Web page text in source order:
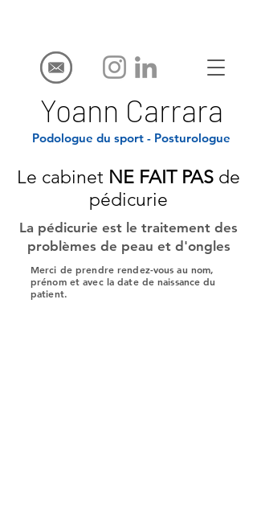
Yoann Carrara
Podologue du sport - Posturologue
Le cabinet NE FAITPAS de
pédicurie
La pédicurie est le traitement des
problèmes de peau et d'ongles
Merci de prendre rendez-vous au nom,
prénom et avec la date de naissance du
patient.